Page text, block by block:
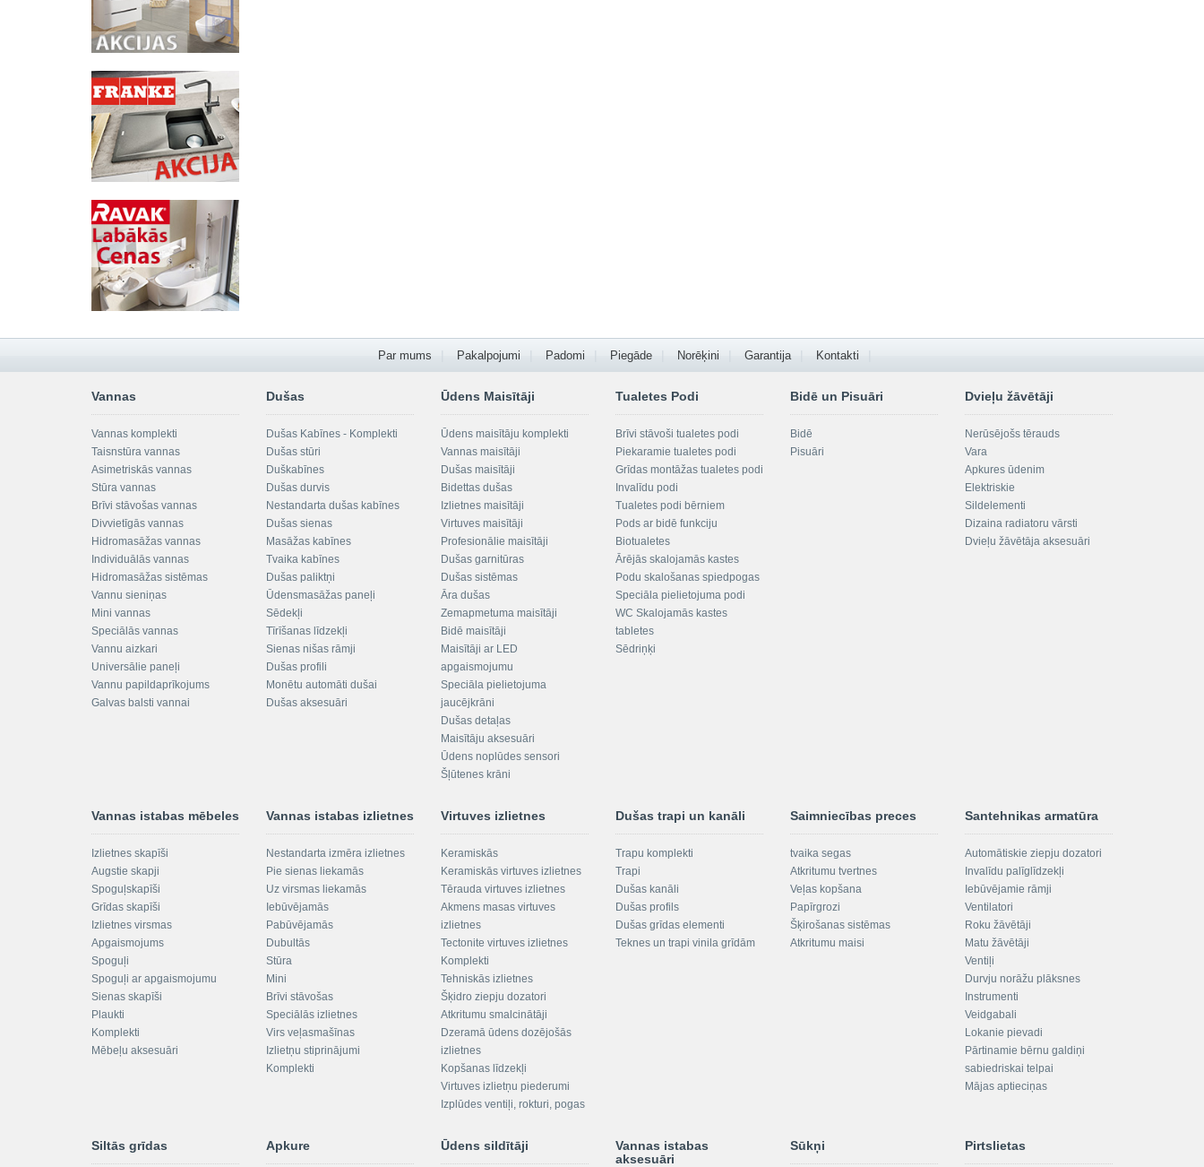
Par mums Pakalpojumi Padomi Piegāde Norēķini Garantija Kontakti
Vannas
Vannas komplekti
Taisnstūra vannas
Asimetriskās vannas
Stūra vannas
Brīvi stāvošas vannas
Divvietīgās vannas
Hidromasāžas vannas
Individuālās vannas
Hidromasāžas sistēmas
Vannu sieniņas
Mini vannas
Speciālās vannas
Vannu aizkari
Universālie paneļi
Vannu papildaprīkojums
Galvas balsti vannai
Dušas
Dušas Kabīnes - Komplekti
Dušas stūri
Duškabīnes
Dušas durvis
Nestandarta dušas kabīnes
Dušas sienas
Masāžas kabīnes
Tvaika kabīnes
Dušas paliktņi
Ūdensmasāžas paneļi
Sēdekļi
Tīrīšanas līdzekļi
Sienas nišas rāmji
Dušas profili
Monētu automāti dušai
Dušas aksesuāri
Ūdens Maisītāji
Ūdens maisītāju komplekti
Vannas maisītāji
Dušas maisītāji
Bidettas dušas
Izlietnes maisītāji
Virtuves maisītāji
Profesionālie maisītāji
Dušas garnitūras
Dušas sistēmas
Āra dušas
Zemapmetuma maisītāji
Bidē maisītāji
Maisītāji ar LED
apgaismojumu
Speciāla pielietojuma
jaucējkrāni
Dušas detaļas
Maisītāju aksesuāri
Ūdens noplūdes sensori
Šļūtenes krāni
Tualetes Podi
Brīvi stāvoši tualetes podi
Piekaramie tualetes podi
Grīdas montāžas tualetes podi
Invalīdu podi
Tualetes podi bērniem
Pods ar bidē funkciju
Biotualetes
Ārējās skalojamās kastes
Podu skalošanas spiedpogas
Speciāla pielietojuma podi
WC Skalojamās kastes
tabletes
Sēdriņķi
Bidē un Pisuāri
Bidē
Pisuāri
Dvieļu žāvētāji
Nerūsējošs tērauds
Vara
Apkures ūdenim
Elektriskie
Sildelementi
Dizaina radiatoru vārsti
Dvieļu žāvētāja aksesuāri
Vannas istabas mēbeles
Izlietnes skapīši
Augstie skapji
Spoguļskapīši
Grīdas skapīši
Izlietnes virsmas
Apgaismojums
Spoguļi
Spoguļi ar apgaismojumu
Sienas skapīši
Plaukti
Komplekti
Mēbeļu aksesuāri
Vannas istabas izlietnes
Nestandarta izmēra izlietnes
Pie sienas liekamās
Uz virsmas liekamās
Iebūvējamās
Pabūvējamās
Dubultās
Stūra
Mini
Brīvi stāvošas
Speciālās izlietnes
Virs veļasmašīnas
Izlietņu stiprinājumi
Komplekti
Virtuves izlietnes
Keramiskās
Keramiskās virtuves izlietnes
Tērauda virtuves izlietnes
Akmens masas virtuves
izlietnes
Tectonite virtuves izlietnes
Komplekti
Tehniskās izlietnes
Šķidro ziepju dozatori
Atkritumu smalcinātāji
Dzeramā ūdens dozējošās
izlietnes
Kopšanas līdzekļi
Virtuves izlietņu piederumi
Izplūdes ventiļi, rokturi, pogas
Dušas trapi un kanāli
Trapu komplekti
Trapi
Dušas kanāli
Dušas profils
Dušas grīdas elementi
Teknes un trapi vinila grīdām
Saimniecības preces
tvaika segas
Atkritumu tvertnes
Veļas kopšana
Papīrgrozi
Šķirošanas sistēmas
Atkritumu maisi
Santehnikas armatūra
Automātiskie ziepju dozatori
Invalīdu palīglīdzekļi
Iebūvējamie rāmji
Ventilatori
Roku žāvētāji
Matu žāvētāji
Ventiļi
Durvju norāžu plāksnes
Instrumenti
Veidgabali
Lokanie pievadi
Pārtinamie bērnu galdiņi
sabiedriskai telpai
Mājas aptieciņas
Siltās grīdas Apkure Ūdens sildītāji
Vannas istabas
aksesuāri
Sūkņi Pirtslietas